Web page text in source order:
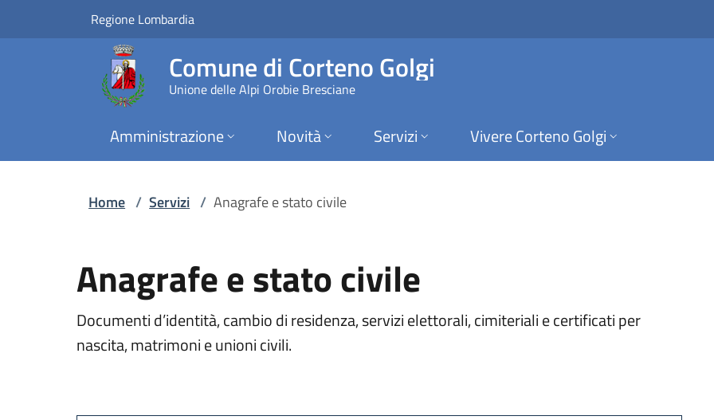
Vai al contenuto principale
Servizi | Comune di Corteno Golgi
Regione Lombardia
Comune di Corteno Golgi
Unione delle Alpi Orobie Bresciane
Amministrazione Novità Servizi Vivere Corteno Golgi
Home / Servizi / Anagrafe e stato civile
Anagrafe e stato civile
Documenti d’identità, cambio di residenza, servizi elettorali, cimiteriali e certificati per
nascita, matrimoni e unioni civili.